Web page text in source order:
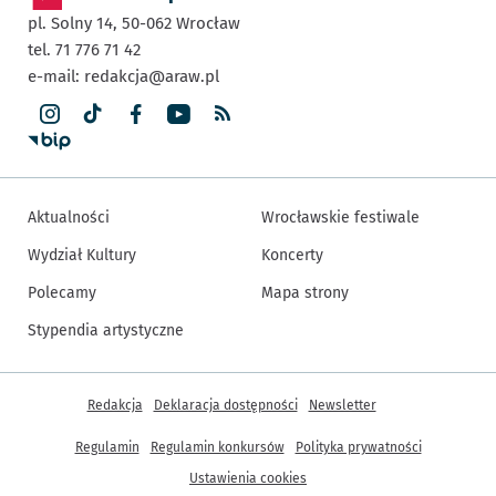
pl. Solny 14, 50-062 Wrocław
tel. 71 776 71 42
e-mail: redakcja@araw.pl
Aktualności
Wydział Kultury
Polecamy
Stypendia artystyczne
Wrocławskie festiwale
Koncerty
Mapa strony
Inne informacje
Redakcja Deklaracja dostępności Newsletter
Regulamin Regulamin konkursów
Polityka prywatności
Ustawienia cookies